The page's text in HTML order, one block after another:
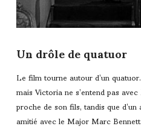
Un drôle de quatuor
Le film tourne autour d’un
mais Victoria ne s’entend pas
proche de son fils, tandis que
amitié avec le Major Marc